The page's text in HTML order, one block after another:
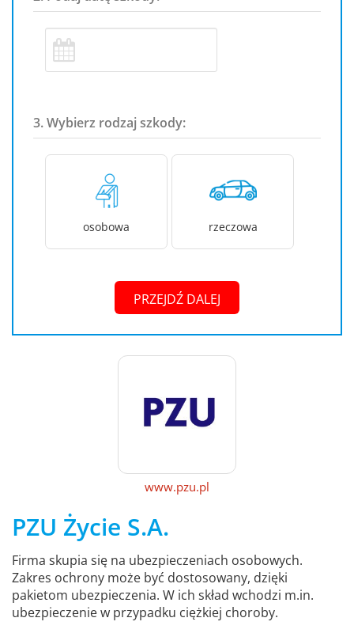
3. Wybierz rodzaj szkody:
osobowa rzeczowa
PRZEJDŹ DALEJ
www.pzu.pl
PZU Życie S.A.
Firma skupia się na ubezpieczeniach osobowych.
Zakres ochrony może być dostosowany, dzięki
pakietom ubezpieczenia. W ich skład wchodzi m.in.
ubezpieczenie w przypadku ciężkiej choroby.